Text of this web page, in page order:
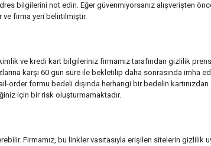
bilgilerini not edin. Eğer güvenmiyorsanız alışverişten
ve firma yeri belirtilmiştir.
ve kredi kart bilgileriniz firmamız tarafından gizlilik
karşı 60 gün süre ile bekletilip daha sonrasında imha
order formu bedeli dışında herhangi bir bedelin
için bir risk oluşturmamaktadır.
Firmamız, bu linkler vasıtasıyla erişilen sitelerin gizlilik